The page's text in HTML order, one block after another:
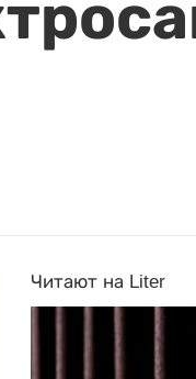
Читают на Liter